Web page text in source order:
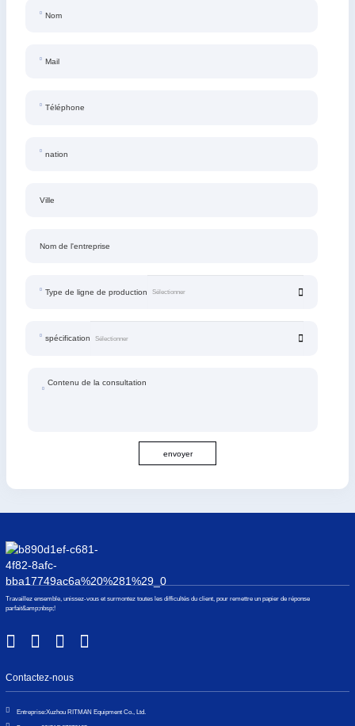
Nom
Mail
Téléphone
nation
Ville
Nom de l'entreprise
Type de ligne de production
spécification
Contenu de la consultation
envoyer
Travaillez ensemble, unissez-vous et surmontez toutes les difficultés du client, pour remettre un papier de réponse
parfait&amp;nbsp;!
Contactez-nous
Entreprise:Xuzhou RITMAN Equipment Co., Ltd.